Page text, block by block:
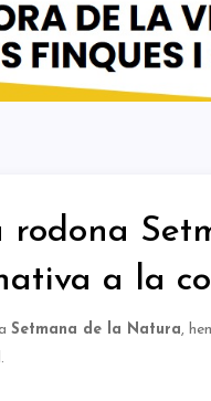
rodona
a la
Setmana de la Natura,